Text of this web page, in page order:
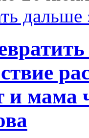
дальше
и мама